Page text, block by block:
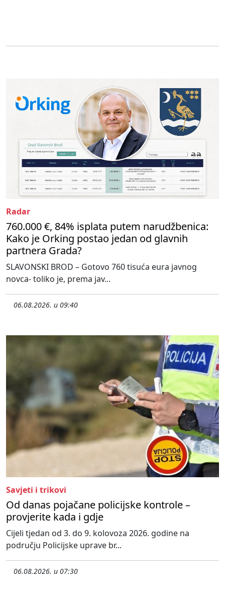
Radar
760.000 €, 84% isplata putem narudžbenica:
Kako je Orking postao jedan od glavnih
partnera Grada?
SLAVONSKI BROD – Gotovo 760 tisuća eura javnog
novca- toliko je, prema jav...
06.08.2026. u 09:40
Savjeti i trikovi
Od danas pojačane policijske kontrole –
provjerite kada i gdje
Cijeli tjedan od 3. do 9. kolovoza 2026. godine na
području Policijske uprave br...
06.08.2026. u 07:30